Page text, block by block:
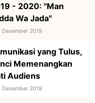
- 2020: "Man
Wa Jada"
Desember 2019
yang Tulus,
Memenangkan
Audiens
Desember 2019